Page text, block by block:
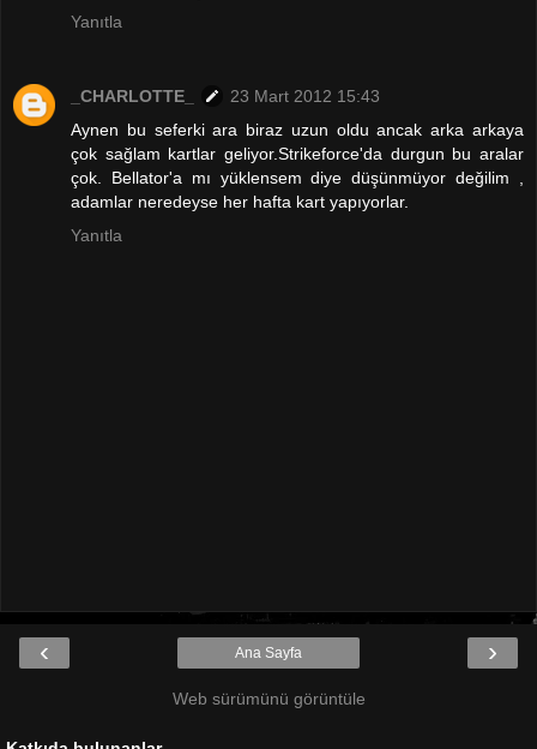
Yanıtla
_CHARLOTTE_
23 Mart 2012 15:43
Aynen bu seferki ara biraz uzun oldu ancak arka arkaya
çok sağlam kartlar geliyor.Strikeforce'da durgun bu aralar
çok. Bellator'a mı yüklensem diye düşünmüyor değilim ,
adamlar neredeyse her hafta kart yapıyorlar.
Yanıtla
‹ ›
Ana Sayfa
Web sürümünü görüntüle